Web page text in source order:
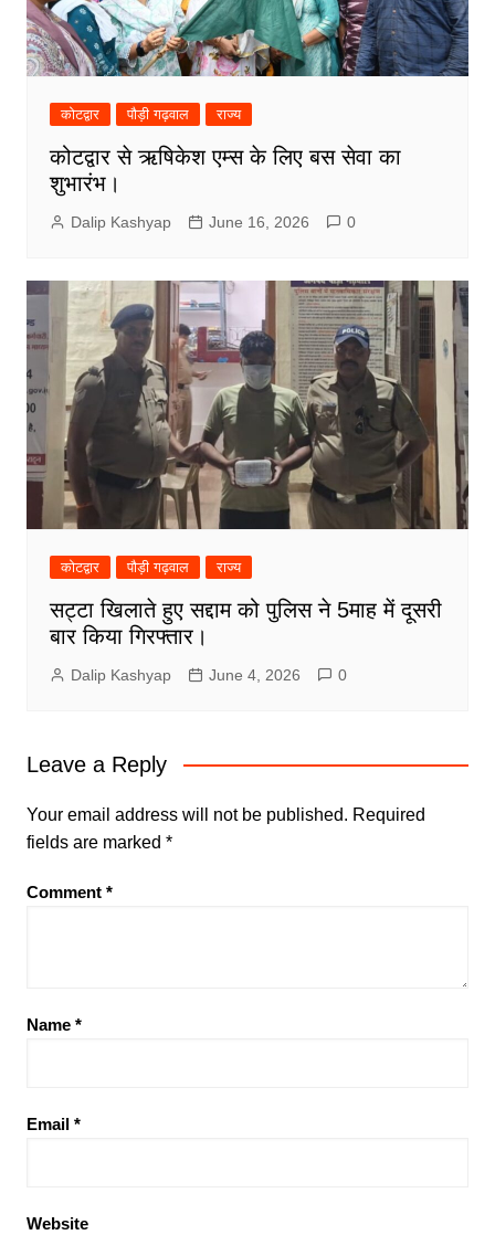
कोटद्वार पौड़ी गढ़वाल राज्य
कोटद्वार से ऋषिकेश एम्स के लिए बस सेवा का
शुभारंभ।
Dalip Kashyap June 16, 2026 0
कोटद्वार पौड़ी गढ़वाल राज्य
सट्टा खिलाते हुए सद्दाम को पुलिस ने 5माह में दूसरी
बार किया गिरफ्तार।
Dalip Kashyap June 4, 2026 0
Leave a Reply
Your email address will not be published. Required
fields are marked *
Comment *
Name *
Email *
Website